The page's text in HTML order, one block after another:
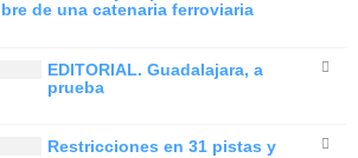
de una catenaria ferroviaria
EDITORIAL. Guadalajara, a
prueba
Restricciones en 31 pistas y